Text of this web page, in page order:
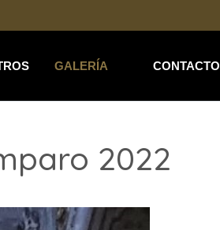
GALERÍA CONTACTO
2022